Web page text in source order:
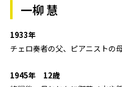
一柳 慧
1933年
チェロ奏者の父、ピアニストの
1945年 12歳